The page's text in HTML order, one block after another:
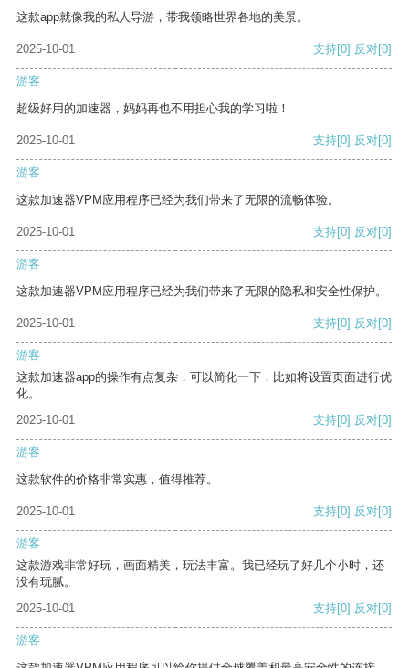
这款app就像我的私人导游，带我领略世界各地的美景。
2025-10-01 支持[0] 反对[0]
游客
超级好用的加速器，妈妈再也不用担心我的学习啦！
2025-10-01 支持[0] 反对[0]
游客
这款加速器VPM应用程序已经为我们带来了无限的流畅体验。
2025-10-01 支持[0] 反对[0]
游客
这款加速器VPM应用程序已经为我们带来了无限的隐私和安全性保护。
2025-10-01 支持[0] 反对[0]
游客
这款加速器app的操作有点复杂，可以简化一下，比如将设置页面进行优
化。
2025-10-01
支持[0] 反对[0]
游客
这款软件的价格非常实惠，值得推荐。
2025-10-01 支持[0] 反对[0]
游客
这款游戏非常好玩，画面精美，玩法丰富。我已经玩了好几个小时，还
没有玩腻。
2025-10-01
支持[0] 反对[0]
游客